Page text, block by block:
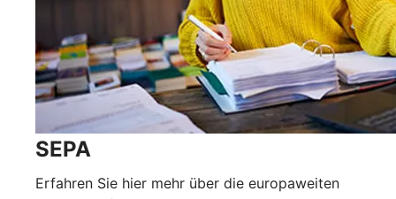
SEPA
Erfahren Sie hier mehr über die europaweiten